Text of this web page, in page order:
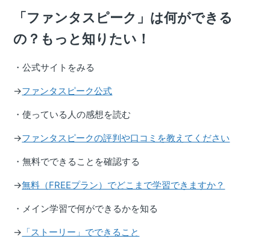
「ファンタスピーク」は何ができる
の？もっと知りたい！
・公式サイトをみる
→ファンタスピーク公式
・使っている人の感想を読む
→ファンタスピークの評判や口コミを教えてください
・無料でできることを確認する
→無料（FREEプラン）でどこまで学習できますか？
・メイン学習で何ができるかを知る
→ 「ストーリー」でできること